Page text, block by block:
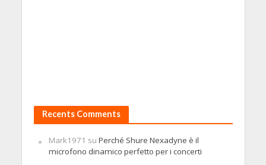
Recents Comments
Mark1971 su Perché Shure Nexadyne è il
microfono dinamico perfetto per i concerti